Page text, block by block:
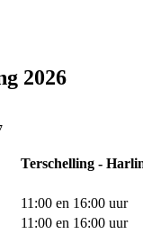
2026
Terschelling -
11:00 en 16:00 uur
11:00 en 16:00 uur